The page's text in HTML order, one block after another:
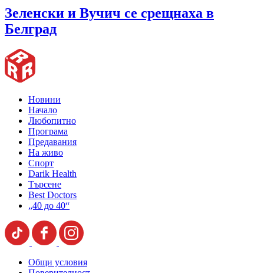
Зеленски и Вучич се срещнаха в
Белград
Новини
Начало
Любопитно
Програма
Предавания
На живо
Спорт
Darik Health
Търсене
Best Doctors
„40 до 40“
Общи условия